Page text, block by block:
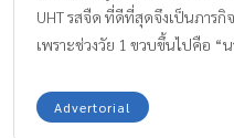
UHT รสจืด ที่ดีที่สุดจึงเป็นภาร
เพราะช่วงวัย 1 ขวบขึ้นไปคือ “น
เป็นต้นทุนสำคัญให้ลูกรักเติบโต
ปี 2026 นี้ เทรนด์โภชนาการที่
Advertorial